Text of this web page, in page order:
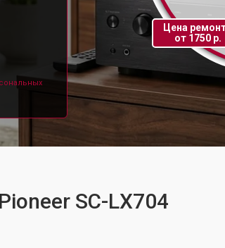
Цена
от 1750 р.
SC-LX704